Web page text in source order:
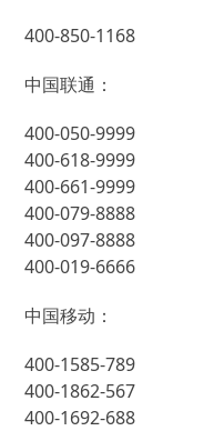
400-850-1168
中国联通：
400-050-9999
400-618-9999
400-661-9999
400-079-8888
400-097-8888
400-019-6666
中国移动：
400-1585-789
400-1862-567
400-1692-688